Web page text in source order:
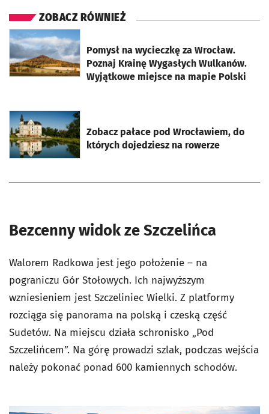
ZOBACZ RÓWNIEŻ
Pomysł na wycieczkę za Wrocław.
Poznaj Krainę Wygasłych Wulkanów.
Wyjątkowe miejsce na mapie Polski
otworzy się w nowej karcie
Zobacz pałace pod Wrocławiem, do
których dojedziesz na rowerze
otworzy się w nowej karcie
Bezcenny widok ze Szczelińca
Walorem Radkowa jest jego położenie – na
pograniczu Gór Stołowych. Ich najwyższym
wzniesieniem jest Szczeliniec Wielki. Z platformy
rozciąga się panorama na polską i czeską część
Sudetów. Na miejscu działa schronisko „Pod
Szczelińcem”. Na górę prowadzi szlak, podczas wejścia
należy pokonać ponad 600 kamiennych schodów.